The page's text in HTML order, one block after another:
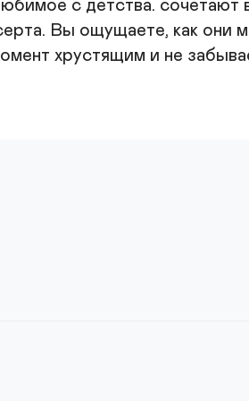
с детства.
Вы ощущаете, как они
хрустящим и не